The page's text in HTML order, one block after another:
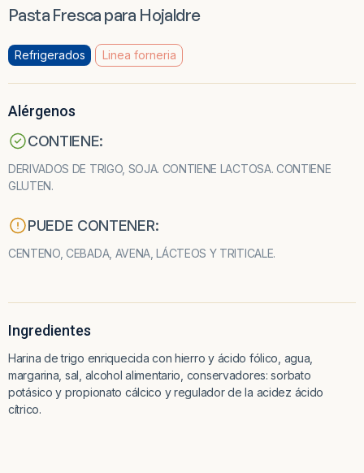
Pasta Fresca para Hojaldre
Refrigerados Linea forneria
Alérgenos
CONTIENE:
DERIVADOS DE TRIGO, SOJA. CONTIENE LACTOSA. CONTIENE
GLUTEN.
PUEDE CONTENER:
CENTENO, CEBADA, AVENA, LÁCTEOS Y TRITICALE.
Ingredientes
Harina de trigo enriquecida con hierro y ácido fólico, agua,
margarina, sal, alcohol alimentario, conservadores: sorbato
potásico y propionato cálcico y regulador de la acidez ácido
cítrico.